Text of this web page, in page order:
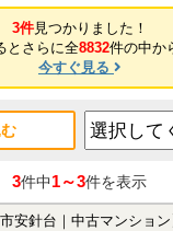
3件見つかりました！
とさらに全8832件の中か
今すぐ見る
3件中1～3件を表示
市安針台｜中古マンション